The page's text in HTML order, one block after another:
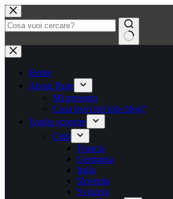
Salta
al
contenuto
Nessun
risultato
Home
About Page
Mi presento
Cosa trovi nel mio blog?
Voglio scoprire
Città
Francia
Germania
Italia
Slovenia
Svizzera